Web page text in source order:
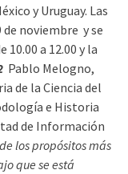
y Uruguay. Las
de noviembre y se
10.00 a 12.00 y la
Pablo Melogno,
de la Ciencia del
e Historia
de Información
los propósitos más
que se está